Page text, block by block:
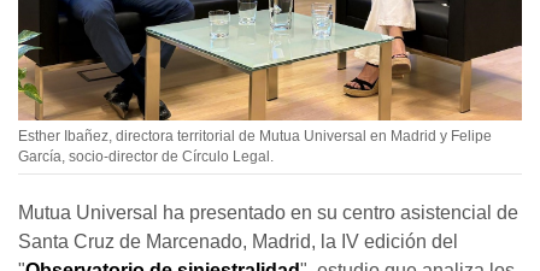
Esther Ibañez, directora territorial de Mutua Universal en Madrid y Felipe
García, socio-director de Círculo Legal.
Mutua Universal ha presentado en su centro asistencial de
Santa Cruz de Marcenado, Madrid, la IV edición del